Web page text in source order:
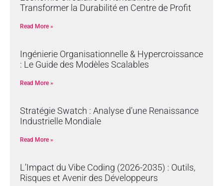
Transformer la Durabilité en Centre de Profit
Read More »
Ingénierie Organisationnelle & Hypercroissance
: Le Guide des Modèles Scalables
Read More »
Stratégie Swatch : Analyse d’une Renaissance
Industrielle Mondiale
Read More »
L’Impact du Vibe Coding (2026-2035) : Outils,
Risques et Avenir des Développeurs